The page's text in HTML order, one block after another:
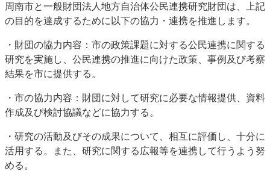
周南市と一般財団法人地方自治体公民連携研究財団は、上記
の目的を達成するために以下の協力・連携を推進します。
・財団の協力内容：市の政策課題に対する公民連携に関する
研究を実施し、公民連携の推進に向けた政策、事例及び考察
結果を市に提供する。
・市の協力内容：財団に対して研究に必要な情報提供、資料
作成及び検討協議などに協力する。
・研究の活動及びその成果について、相互に評価し、十分に
活用する。また、研究に関する広報等を連携して行うよう努
める。